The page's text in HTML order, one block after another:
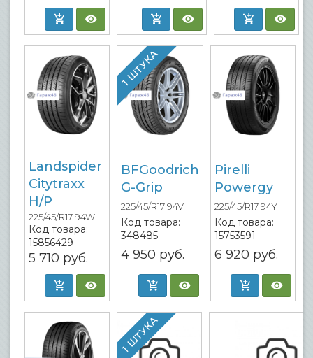
Landspider
Citytraxx
H/P
225/45/R17 94W
Код товара:
15856429
5 710 руб.
1 ШТУКА
BFGoodrich
G-Grip
225/45/R17 94V
Код товара:
348485
4 950 руб.
Pirelli
Powergy
225/45/R17 94Y
Код товара:
15753591
6 920 руб.
1 ШТУКА